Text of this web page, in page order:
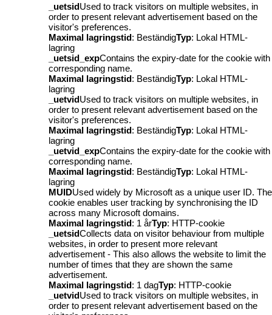
_uetsidUsed to track visitors on multiple websites, in
order to present relevant advertisement based on the
visitor's preferences.
Maximal lagringstid: BeständigTyp: Lokal HTML-
lagring
_uetsid_expContains the expiry-date for the cookie with
corresponding name.
Maximal lagringstid: BeständigTyp: Lokal HTML-
lagring
_uetvidUsed to track visitors on multiple websites, in
order to present relevant advertisement based on the
visitor's preferences.
Maximal lagringstid: BeständigTyp: Lokal HTML-
lagring
_uetvid_expContains the expiry-date for the cookie with
corresponding name.
Maximal lagringstid: BeständigTyp: Lokal HTML-
lagring
MUIDUsed widely by Microsoft as a unique user ID. The
cookie enables user tracking by synchronising the ID
across many Microsoft domains.
Maximal lagringstid: 1 årTyp: HTTP-cookie
_uetsidCollects data on visitor behaviour from multiple
websites, in order to present more relevant
advertisement - This also allows the website to limit the
number of times that they are shown the same
advertisement.
Maximal lagringstid: 1 dagTyp: HTTP-cookie
_uetvidUsed to track visitors on multiple websites, in
order to present relevant advertisement based on the